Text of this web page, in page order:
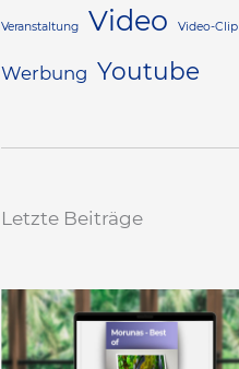
Veranstaltung Video Video-Clip
Werbung Youtube
Letzte Beiträge